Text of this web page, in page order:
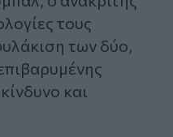
τους
των δύο,
και